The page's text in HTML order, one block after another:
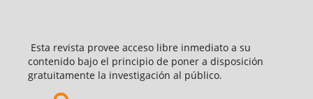
Esta revista provee acceso libre inmediato a su
contenido bajo el principio de poner a disposición
gratuitamente la investigación al público.